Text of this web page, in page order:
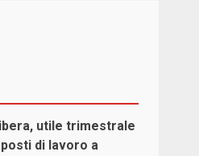
utile trimestrale
di lavoro a